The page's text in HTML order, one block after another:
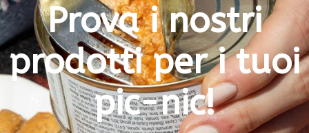
Prova i nostri
prodotti per i tuoi
pic-nic!